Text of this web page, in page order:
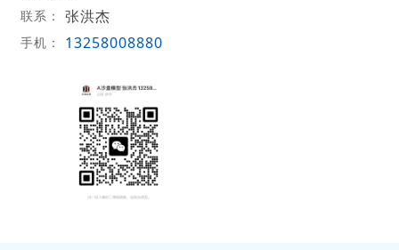
联系： 张洪杰
手机： 13258008880